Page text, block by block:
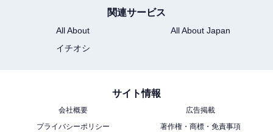
ー」も設定しておくと良いでしょう。
過ごしつつ、節電も上手くできるコツです。
関連サービス
All About
All About Japan
イチオシ
サイト情報
会社概要
広告掲載
プライバシーポリシー
著作権・商標・免責事項